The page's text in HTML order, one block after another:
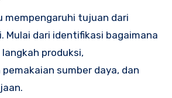
mempengaruhi tujuan dari
Mulai dari identifikasi bagaimana
produksi,
sumber daya, dan